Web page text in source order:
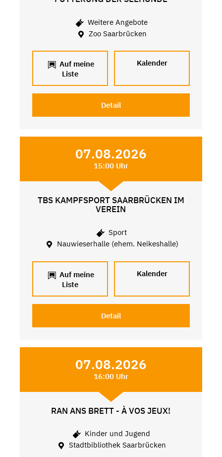
Weitere Angebote
Zoo Saarbrücken
Auf meine
Liste
Kalender
Detail
07.08.2026
15:00 Uhr
TBS KAMPFSPORT SAARBRÜCKEN IM
VEREIN
Sport
Nauwieserhalle (ehem. Neikeshalle)
Auf meine
Liste
Kalender
Detail
07.08.2026
16:00 Uhr
RAN ANS BRETT - À VOS JEUX!
Kinder und Jugend
Stadtbibliothek Saarbrücken